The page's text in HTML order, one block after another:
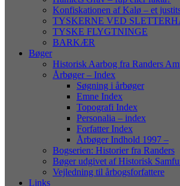
Konfiskationen af Kalø – et
TYSKERNE VED
TYSKE FLYGTNINGE
BARKÆR
Bøger
Historisk Aarbog fra Randers
Årbøger – Index
Søgning i årbøger
Emne Index
Topografi Index
Personalia – index
Forfatter Index
Årbøger Indhold 1997 –
Bogserien: Historier fra Randers
Bøger udgivet af Historisk
Vejledning til årbogsforfattere
Links